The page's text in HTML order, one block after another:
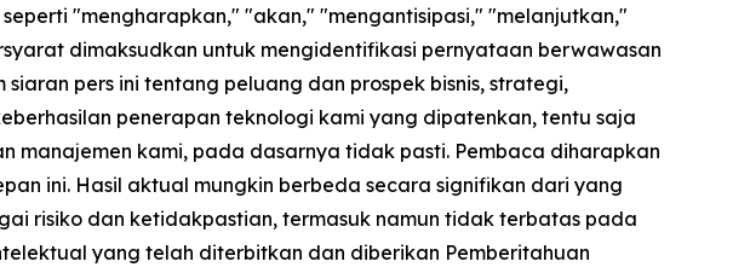
"mengharapkan," "akan," "mengantisipasi," "melanjutkan,"
dimaksudkan untuk mengidentifikasi pernyataan berwawasan
pers ini tentang peluang dan prospek bisnis, strategi,
penerapan teknologi kami yang dipatenkan, tentu saja
manajemen kami, pada dasarnya tidak pasti. Pembaca diharapkan
ini. Hasil aktual mungkin berbeda secara signifikan dari yang
risiko dan ketidakpastian, termasuk namun tidak terbatas pada
yang telah diterbitkan dan diberikan Pemberitahuan